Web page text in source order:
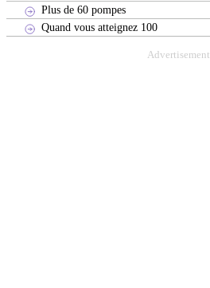
Plus de 60 pompes
Quand vous atteignez 100
Advertisement